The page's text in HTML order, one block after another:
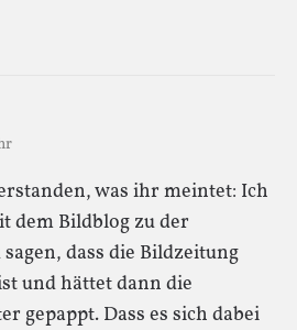
was ihr meintet: Ich
dem Bildblog zu der
dass die Bildzeitung
und hättet dann die
gepappt. Dass es sich dabei